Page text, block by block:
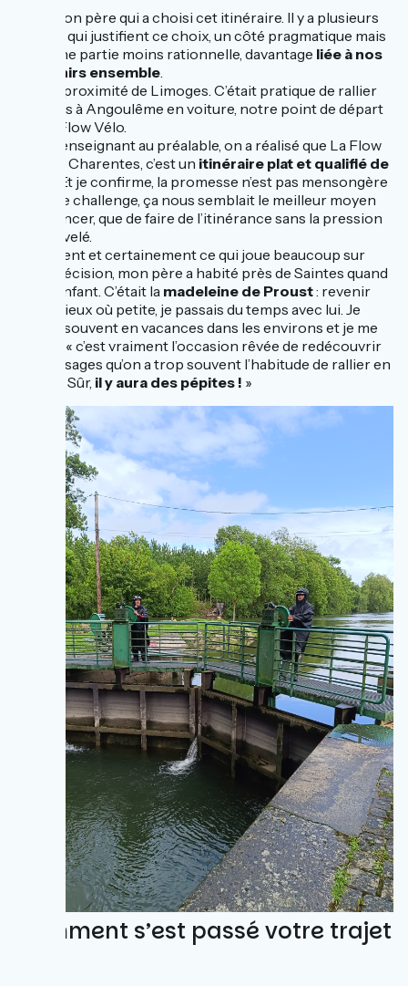
C’est mon père qui a choisi cet itinéraire. Il y a plusieurs
raisons qui justifient ce choix, un côté pragmatique mais
aussi une partie moins rationnelle, davantage liée à nos
souvenirs ensemble.
Je vis à proximité de Limoges. C’était pratique de rallier
Limoges à Angoulême en voiture, notre point de départ
sur La Flow Vélo.
En se renseignant au préalable, on a réalisé que La Flow
Vélo en Charentes, c’est un itinéraire plat et qualifié de
. Et je confirme, la promesse n’est pas mensongère
! Pour le challenge, ça nous semblait le meilleur moyen
de se lancer, que de faire de l’itinérance sans la pression
du dénivelé.
Également et certainement ce qui joue beaucoup sur
notre décision, mon père a habité près de Saintes quand
j’étais enfant. C’était la madeleine de Proust: revenir
sur les lieux où petite, je passais du temps avec lui. Je
partais souvent en vacances dans les environs et je me
suis dis « c’est vraiment l’occasion rêvée de redécouvrir
ces paysages qu’on a trop souvent l’habitude de rallier en
voiture. Sûr, il y aura des pépites ! »
Comment s’est passé votre trajet